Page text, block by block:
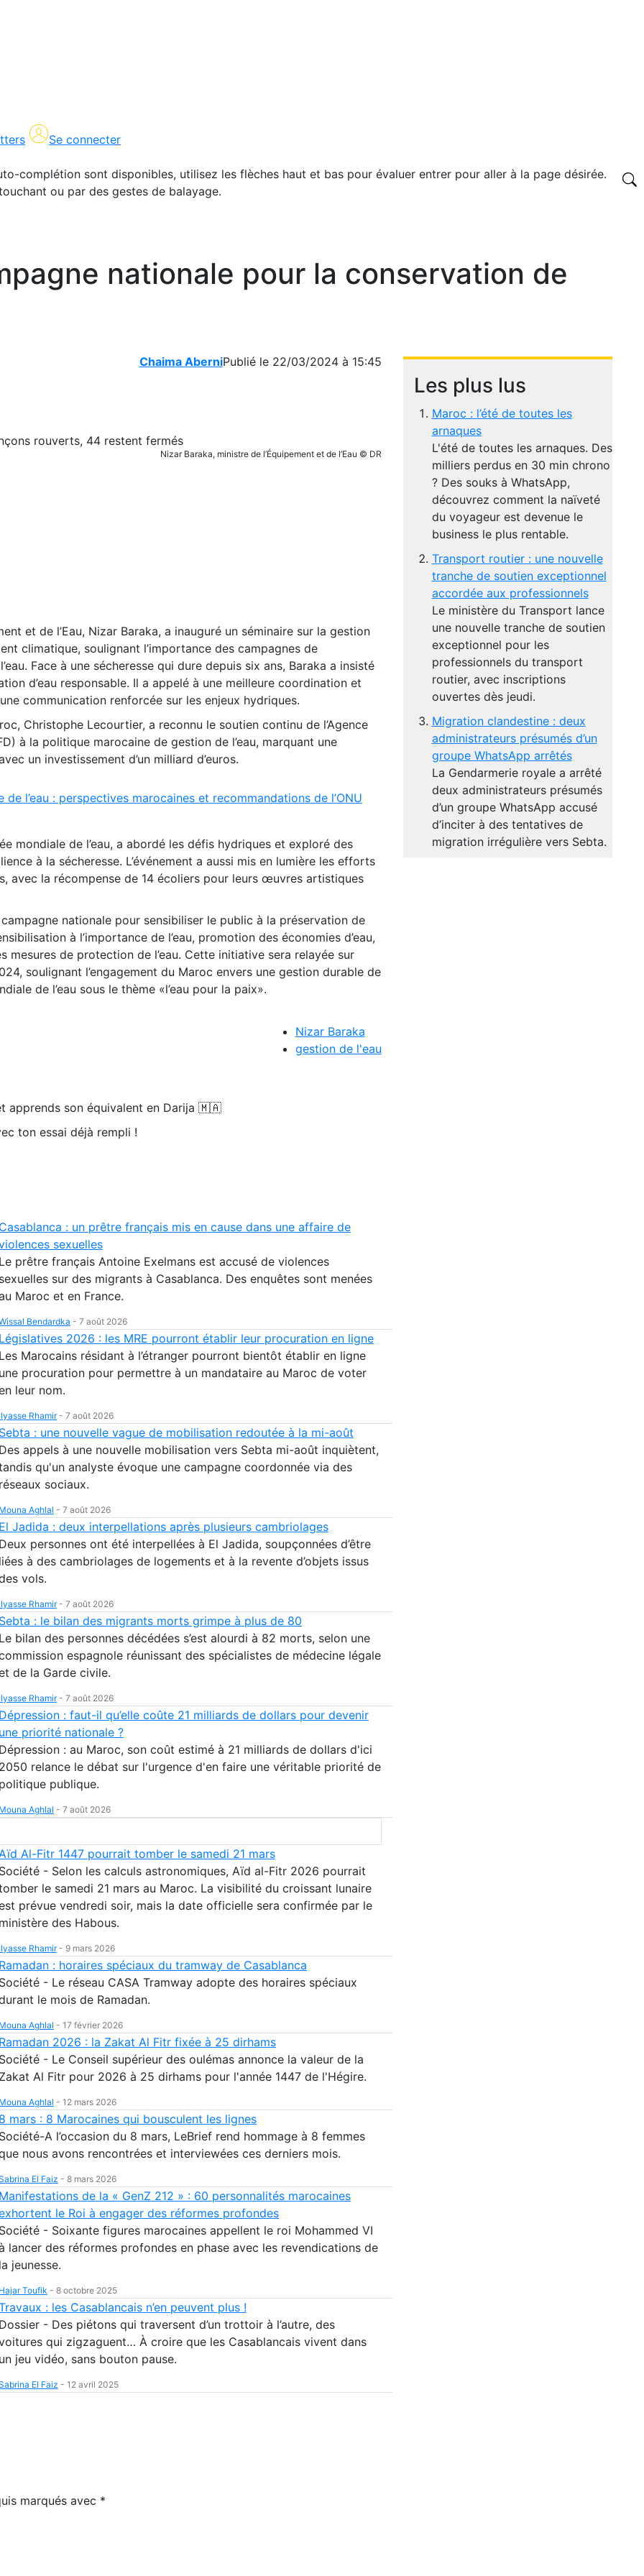
Se connecter
complétion sont disponibles, utilisez les flèches haut et bas pour évaluer entrer pour aller à la page désirée.
ou par des gestes de balayage.
nationale pour la conservation de
Chaima AberniPublié le 22/03/2024 à 15:45
Nizar Baraka, ministre de l’Équipement et de l’Eau © DR
et de l’Eau, Nizar Baraka, a inauguré un séminaire sur la gestion
climatique, soulignant l’importance des campagnes de
Face à une sécheresse qui dure depuis six ans, Baraka a insisté
d’eau responsable. Il a appelé à une meilleure coordination et
une communication renforcée sur les enjeux hydriques.
Christophe Lecourtier, a reconnu le soutien continu de l’Agence
à la politique marocaine de gestion de l’eau, marquant une
un investissement d’un milliard d’euros.
de l’eau : perspectives marocaines et recommandations de l’ONU
mondiale de l’eau, a abordé les défis hydriques et exploré des
à la sécheresse. L’événement a aussi mis en lumière les efforts
avec la récompense de 14 écoliers pour leurs œuvres artistiques
nationale pour sensibiliser le public à la préservation de
à l’importance de l’eau, promotion des économies d’eau,
mesures de protection de l’eau. Cette initiative sera relayée sur
soulignant l’engagement du Maroc envers une gestion durable de
de l’eau sous le thème «l’eau pour la paix».
Nizar Baraka
gestion de l'eau
apprends son équivalent en Darija 🇲🇦
ton essai déjà rempli !
Les plus lus
Maroc : l’été de toutes les
arnaques
L'été de toutes les arnaques. Des
milliers perdus en 30 min chrono
? Des souks à WhatsApp,
découvrez comment la naïveté
du voyageur est devenue le
business le plus rentable.
Transport routier : une nouvelle
tranche de soutien exceptionnel
accordée aux professionnels
Le ministère du Transport lance
une nouvelle tranche de soutien
exceptionnel pour les
professionnels du transport
routier, avec inscriptions
ouvertes dès jeudi.
Migration clandestine : deux
administrateurs présumés d’un
groupe WhatsApp arrêtés
La Gendarmerie royale a arrêté
deux administrateurs présumés
d’un groupe WhatsApp accusé
d’inciter à des tentatives de
migration irrégulière vers Sebta.
Casablanca : un prêtre français mis en cause dans une affaire de
sexuelles
Le prêtre français Antoine Exelmans est accusé de violences
sexuelles sur des migrants à Casablanca. Des enquêtes sont menées
Maroc et en France.
Bendardka - 7 août 2026
Législatives 2026 : les MRE pourront établir leur procuration en ligne
Les Marocains résidant à l’étranger pourront bientôt établir en ligne
une procuration pour permettre à un mandataire au Maroc de voter
leur nom.
Ilyasse Rhamir- 7 août 2026
Sebta : une nouvelle vague de mobilisation redoutée à la mi-août
Des appels à une nouvelle mobilisation vers Sebta mi-août inquiètent,
qu'un analyste évoque une campagne coordonnée via des
réseaux sociaux.
Mouna Aghlal - 7 août 2026
El Jadida : deux interpellations après plusieurs cambriolages
Deux personnes ont été interpellées à El Jadida, soupçonnées d’être
liées à des cambriolages de logements et à la revente d’objets issus
vols.
Ilyasse Rhamir- 7 août 2026
Sebta : le bilan des migrants morts grimpe à plus de 80
Le bilan des personnes décédées s’est alourdi à 82 morts, selon une
espagnole réunissant des spécialistes de médecine légale
de la Garde civile.
Ilyasse Rhamir- 7 août 2026
Dépression : faut-il qu’elle coûte 21 milliards de dollars pour devenir
une priorité nationale ?
Dépression : au Maroc, son coût estimé à 21 milliards de dollars d'ici
2050 relance le débat sur l'urgence d'en faire une véritable priorité de
politique publique.
Mouna Aghlal - 7 août 2026
Aïd Al-Fitr 1447 pourrait tomber le samedi 21 mars
Société - Selon les calculs astronomiques, Aïd al-Fitr 2026 pourrait
le samedi 21 mars au Maroc. La visibilité du croissant lunaire
prévue vendredi soir, mais la date officielle sera confirmée par le
ministère des Habous.
Ilyasse Rhamir- 9 mars 2026
Ramadan : horaires spéciaux du tramway de Casablanca
Société - Le réseau CASA Tramway adopte des horaires spéciaux
le mois de Ramadan.
Mouna Aghlal - 17 février 2026
Ramadan 2026 : la Zakat Al Fitr fixée à 25 dirhams
Société - Le Conseil supérieur des oulémas annonce la valeur de la
Zakat Al Fitr pour 2026 à 25 dirhams pour l'année 1447 de l'Hégire.
Mouna Aghlal - 12 mars 2026
8 mars : 8 Marocaines qui bousculent les lignes
Société-A l’occasion du 8 mars, LeBrief rend hommage à 8 femmes
nous avons rencontrées et interviewées ces derniers mois.
El Faiz - 8 mars 2026
Manifestations de la « GenZ 212 » : 60 personnalités marocaines
le Roi à engager des réformes profondes
Société - Soixante figures marocaines appellent le roi Mohammed VI
lancer des réformes profondes en phase avec les revendications de
la jeunesse.
Hajar Toufik - 8 octobre 2025
: les Casablancais n’en peuvent plus !
Dossier - Des piétons qui traversent d’un trottoir à l’autre, des
qui zigzaguent… À croire que les Casablancais vivent dans
un jeu vidéo, sans bouton pause.
El Faiz - 12 avril 2025
marqués avec *